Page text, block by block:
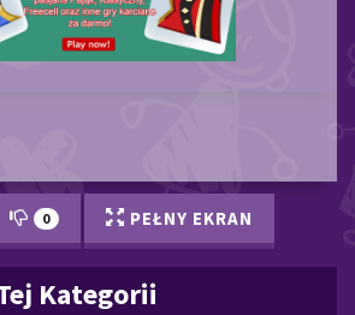
0 PEŁNY EKRAN
Kategorii